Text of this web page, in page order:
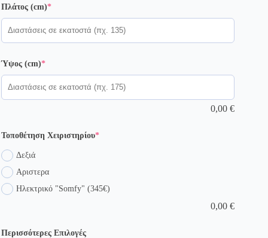
Πλάτος (cm)*(required)
Ύψος (cm)*(required)
0,00€
Τοποθέτηση Χειριστηρίου*(required)
Δεξιά
Αριστερα
Ηλεκτρικό "Somfy" (345€)
0,00€
Περισσότερες Επιλογές